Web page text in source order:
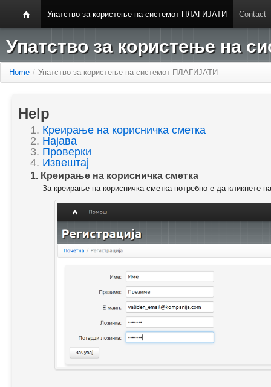
Упатство за користење на системот ПЛАГИЈАТИ Contact
Упатство за користење на
Home / Упатство за користење на системот ПЛАГИЈАТИ
Help
1. Креирање на корисничка сметка
2. Најава
3. Проверки
4. Извештај
1. Креирање на корисничка сметка
За креирање на корисничка сметка потребно е да кликнете